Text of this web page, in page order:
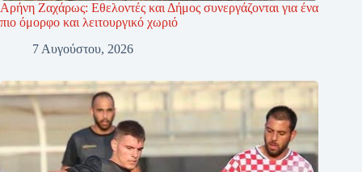
Αρήνη Ζαχάρως: Εθελοντές και Δήμος συνεργάζονται για ένα
πιο όμορφο και λειτουργικό χωριό
7 Αυγούστου, 2026